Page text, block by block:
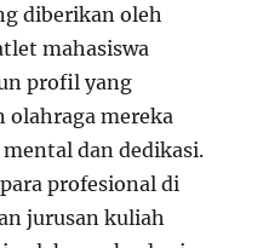
diberikan oleh
mahasiswa
profil yang
olahraga mereka
dan dedikasi.
profesional di
jurusan kuliah